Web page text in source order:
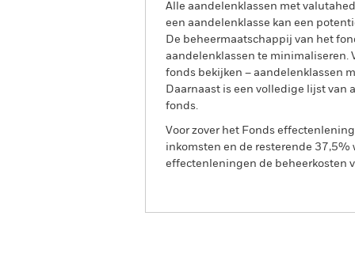
Alle aandelenklassen met
een aandelenklasse kan een
De beheermaatschappij van het
aandelenklassen te minimaliseren.
fonds bekijken – aandelenklassen
Daarnaast is een volledige lijst
fonds.
Voor zover het Fonds
inkomsten en de resterende
effectenleningen de beheerkosten